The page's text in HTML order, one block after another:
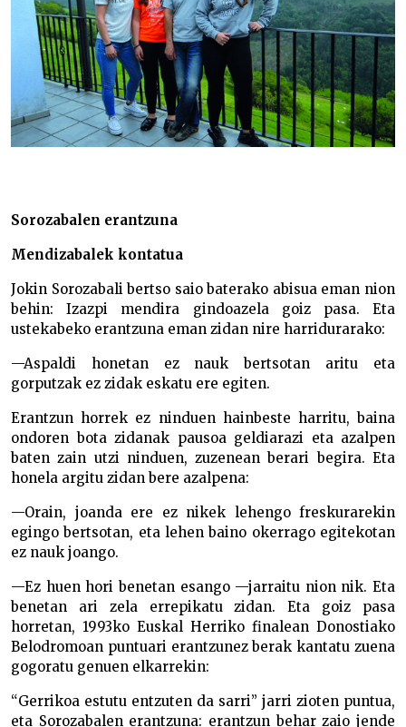
Sorozabalen erantzuna
Mendizabalek kontatua
Jokin Sorozabali bertso saio baterako abisua eman nion
behin: Izazpi mendira gindoazela goiz pasa. Eta
ustekabeko erantzuna eman zidan nire harridurarako:
—Aspaldi honetan ez nauk bertsotan aritu eta
gorputzak ez zidak eskatu ere egiten.
Erantzun horrek ez ninduen hainbeste harritu, baina
ondoren bota zidanak pausoa geldiarazi eta azalpen
baten zain utzi ninduen, zuzenean berari begira. Eta
honela argitu zidan bere azalpena:
—Orain, joanda ere ez nikek lehengo freskurarekin
egingo bertsotan, eta lehen baino okerrago egitekotan
ez nauk joango.
—Ez huen hori benetan esango —jarraitu nion nik. Eta
benetan ari zela errepikatu zidan. Eta goiz pasa
horretan, 1993ko Euskal Herriko finalean Donostiako
Belodromoan puntuari erantzunez berak kantatu zuena
gogoratu genuen elkarrekin:
“Gerrikoa estutu entzuten da sarri” jarri zioten puntua,
eta Sorozabalen erantzuna: erantzun behar zaio jende